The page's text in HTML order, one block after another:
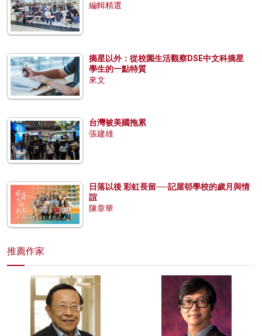
編輯精選
摘星以外：從校園生活觀察DSE中文科摘星
學生的一點特質
來文
台灣被美國拖累
張建雄
日落以後 彩虹長留──記屋邨學校的歲月與情
誼
陳章華
推薦作家